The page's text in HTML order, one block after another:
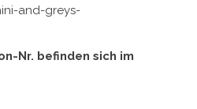
and-greys-
Nr. befinden sich im